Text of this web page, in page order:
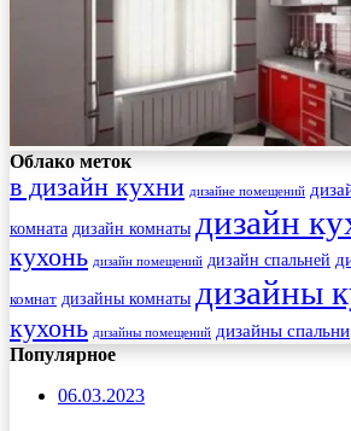
Облако меток
в дизайн кухни дизайне помещений
комната дизайн комнаты дизайн
кухонь дизайн помещений дизайн спальней
комнат дизайны комнаты дизайны
кухонь дизайны помещений дизайны спальни
Популярное
06.03.2023